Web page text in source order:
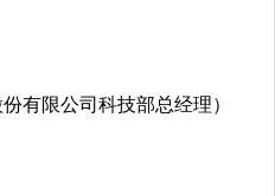
有限公司科技部总经理）